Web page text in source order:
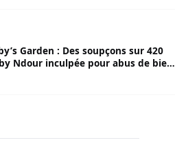
Garden : Des soupçons sur 420
Ndour inculpée pour abus de biens